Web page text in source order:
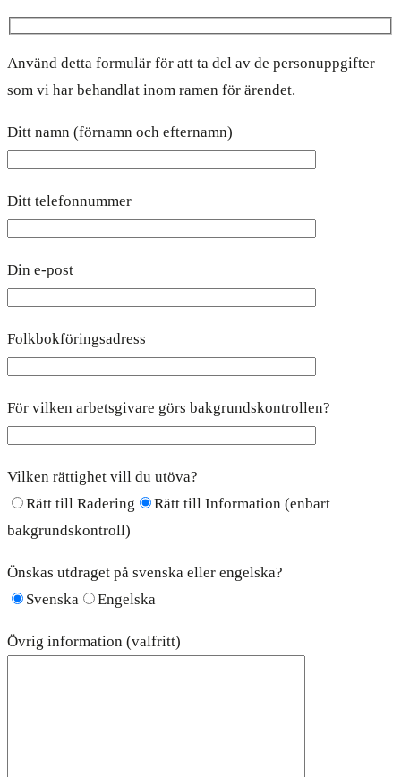
Använd detta formulär för att ta del av de personuppgifter
som vi har behandlat inom ramen för ärendet.
Ditt namn (förnamn och efternamn)
Ditt telefonnummer
Din e-post
Folkbokföringsadress
För vilken arbetsgivare görs bakgrundskontrollen?
Vilken rättighet vill du utöva?
Rätt till Radering
Rätt till Information (enbart
bakgrundskontroll)
Önskas utdraget på svenska eller engelska?
Svenska
Engelska
Övrig information (valfritt)